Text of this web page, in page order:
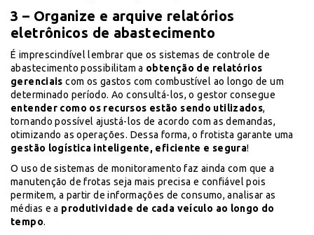
3 – Organize e arquive relatórios
eletrônicos de abastecimento
É imprescindível lembrar que os sistemas de controle de
abastecimento possibilitam a obtenção de relatórios
gerenciais com os gastos com combustível ao longo de um
determinado período. Ao consultá-los, o gestor consegue
entender como os recursos estão sendo utilizados,
tornando possível ajustá-los de acordo com as demandas,
otimizando as operações. Dessa forma, o frotista garante uma
gestão logística inteligente, eficiente e segura!
O uso de sistemas de monitoramento faz ainda com que a
manutenção de frotas seja mais precisa e confiável pois
permitem, a partir de informações de consumo, analisar as
médias e a produtividade de cada veículo ao longo do
tempo.